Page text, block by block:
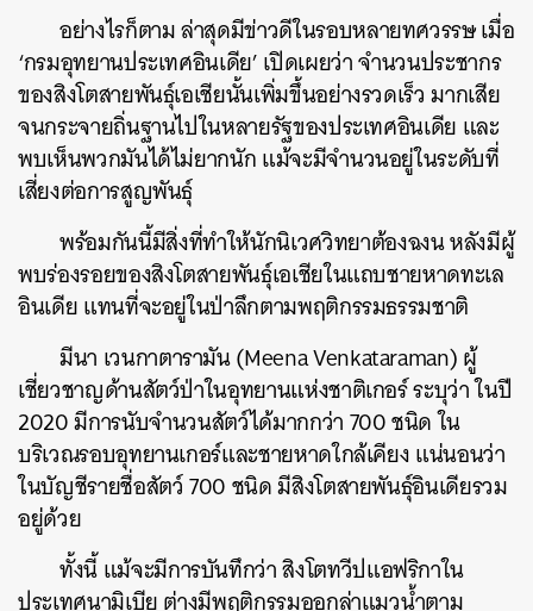
อย่างไรก็ตาม ล่าสุดมีข่าวดีในรอบหลายทศวรรษ เมื่อ
‘กรมอุทยานประเทศอินเดีย’ เปิดเผยว่า จำนวนประชากร
ของสิงโตสายพันธุ์เอเชียนั้นเพิ่มขึ้นอย่างรวดเร็ว มากเสีย
จนกระจายถิ่นฐานไปในหลายรัฐของประเทศอินเดีย และ
พบเห็นพวกมันได้ไม่ยากนัก แม้จะมีจำนวนอยู่ในระดับที่
เสี่ยงต่อการสูญพันธุ์
พร้อมกันนี้มีสิ่งที่ทำให้นักนิเวศวิทยาต้องฉงน หลังมีผู้
พบร่องรอยของสิงโตสายพันธุ์เอเชียในแถบชายหาดทะเล
อินเดีย แทนที่จะอยู่ในป่าลึกตามพฤติกรรมธรรมชาติ
มีนา เวนกาตารามัน (Meena Venkataraman) ผู้
เชี่ยวชาญด้านสัตว์ป่าในอุทยานแห่งชาติเกอร์ ระบุว่า ในปี
2020 มีการนับจำนวนสัตว์ได้มากกว่า 700 ชนิด ใน
บริเวณรอบอุทยานเกอร์และชายหาดใกล้เคียง แน่นอนว่า
ในบัญชีรายชื่อสัตว์ 700 ชนิด มีสิงโตสายพันธุ์อินเดียรวม
อยู่ด้วย
ทั้งนี้ แม้จะมีการบันทึกว่า สิงโตทวีปแอฟริกาใน
ประเทศนามิเบีย ต่างมีพฤติกรรมออกล่าแมวน้ำตาม